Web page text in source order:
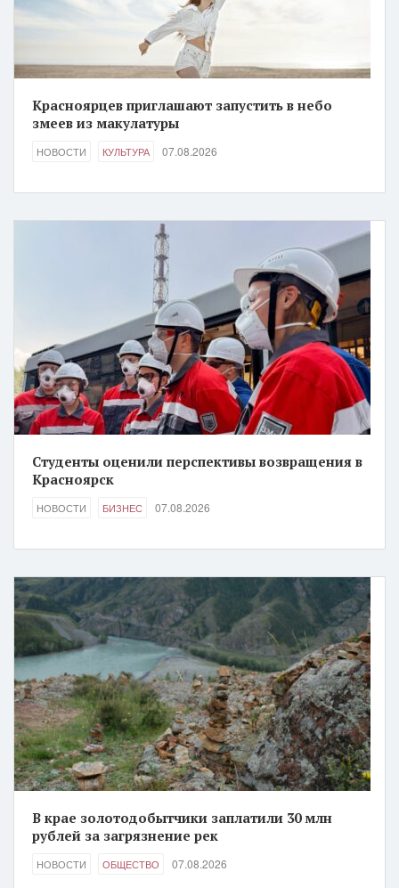
Красноярцев приглашают запустить в небо
змеев из макулатуры
НОВОСТИ КУЛЬТУРА 07.08.2026
Студенты оценили перспективы возвращения в
Красноярск
НОВОСТИ БИЗНЕС 07.08.2026
В крае золотодобытчики заплатили 30 млн
рублей за загрязнение рек
НОВОСТИ ОБЩЕСТВО 07.08.2026